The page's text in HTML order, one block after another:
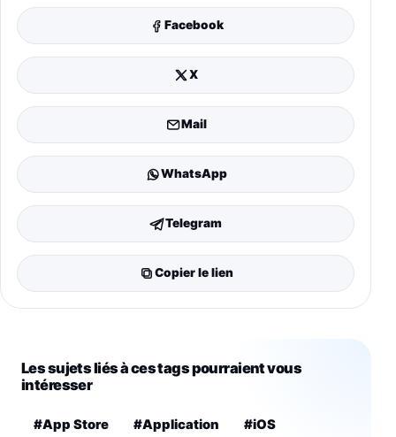
Facebook
X
Mail
WhatsApp
Telegram
Copier le lien
Les sujets liés à ces tags pourraient vous
intéresser
#App Store #Application #iOS